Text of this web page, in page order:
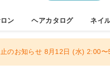
ン ヘアカタログ ネイ
のお知らせ 8月12日 (水) 2:00〜